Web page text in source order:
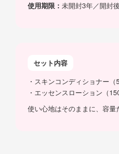
使用期限： 未開封3年／開封
セット内容
・スキンコンディショナー
・エッセンスローション（
使い心地はそのままに、容量